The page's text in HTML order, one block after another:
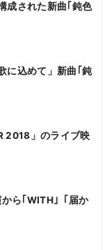
成された新曲｢鈍色
に込めて」新曲｢鈍
2018」のライブ映
ら｢WITH｣「届か